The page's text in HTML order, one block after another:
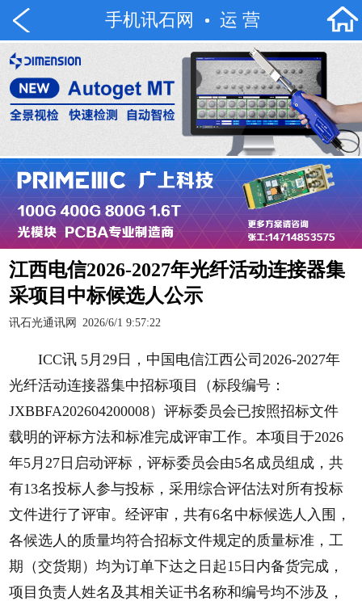
手机讯石网 运 营
江西电信2026-2027年光纤活动连接器集
采项目中标候选人公示
讯石光通讯网 2026/6/1 9:57:22
ICC讯 5月29日，中国电信江西公司2026-2027年
光纤活动连接器集中招标项目（标段编号：
JXBBFA202604200008）评标委员会已按照招标文件
载明的评标方法和标准完成评审工作。本项目于2026
年5月27日启动评标，评标委员会由5名成员组成，共
有13名投标人参与投标，采用综合评估法对所有投标
文件进行了评审。经评审，共有6名中标候选人入围，
各候选人的质量均符合招标文件规定的质量标准，工
期（交货期）均为订单下达之日起15日内备货完成，
项目负责人姓名及其相关证书名称和编号均不涉及，